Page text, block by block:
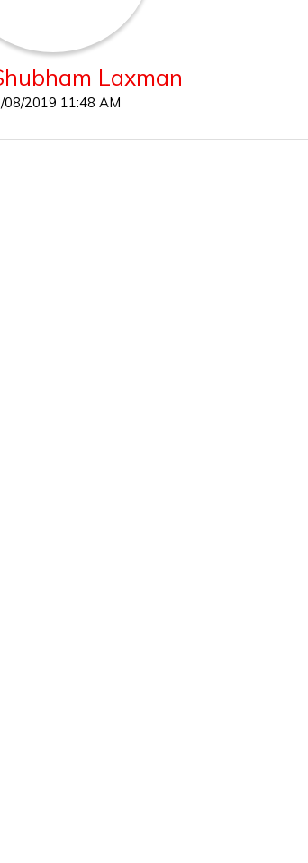
Laxman
08/2019 11:48 AM